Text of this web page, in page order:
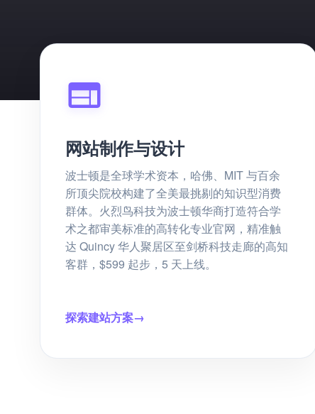
网站制作与设计
波士顿是全球学术资本，哈佛、MIT 与百余
所顶尖院校构建了全美最挑剔的知识型消费
群体。火烈鸟科技为波士顿华商打造符合学
术之都审美标准的高转化专业官网，精准触
达 Quincy 华人聚居区至剑桥科技走廊的高知
客群，$599 起步，5 天上线。
探索建站方案→